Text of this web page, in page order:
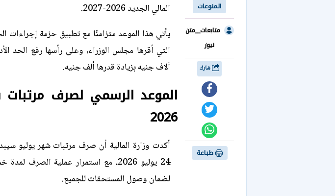
المنوعات
متابعات__متن
نيوز
طباعة
المالي الجديد 2026-2027.
يأتي هذا الموعد متزامنًا مع تطبيق حزمة إجراءات
آلاف جنيه بزيادة قدرها ألف جنيه.
الموعد الرسمي لصرف
2026
أكدت وزارة المالية أن صرف مرتبات شهر يوليو
24 يوليو 2026، مع استمرار عملية الصرف
لضمان وصول المستحقات للجميع.